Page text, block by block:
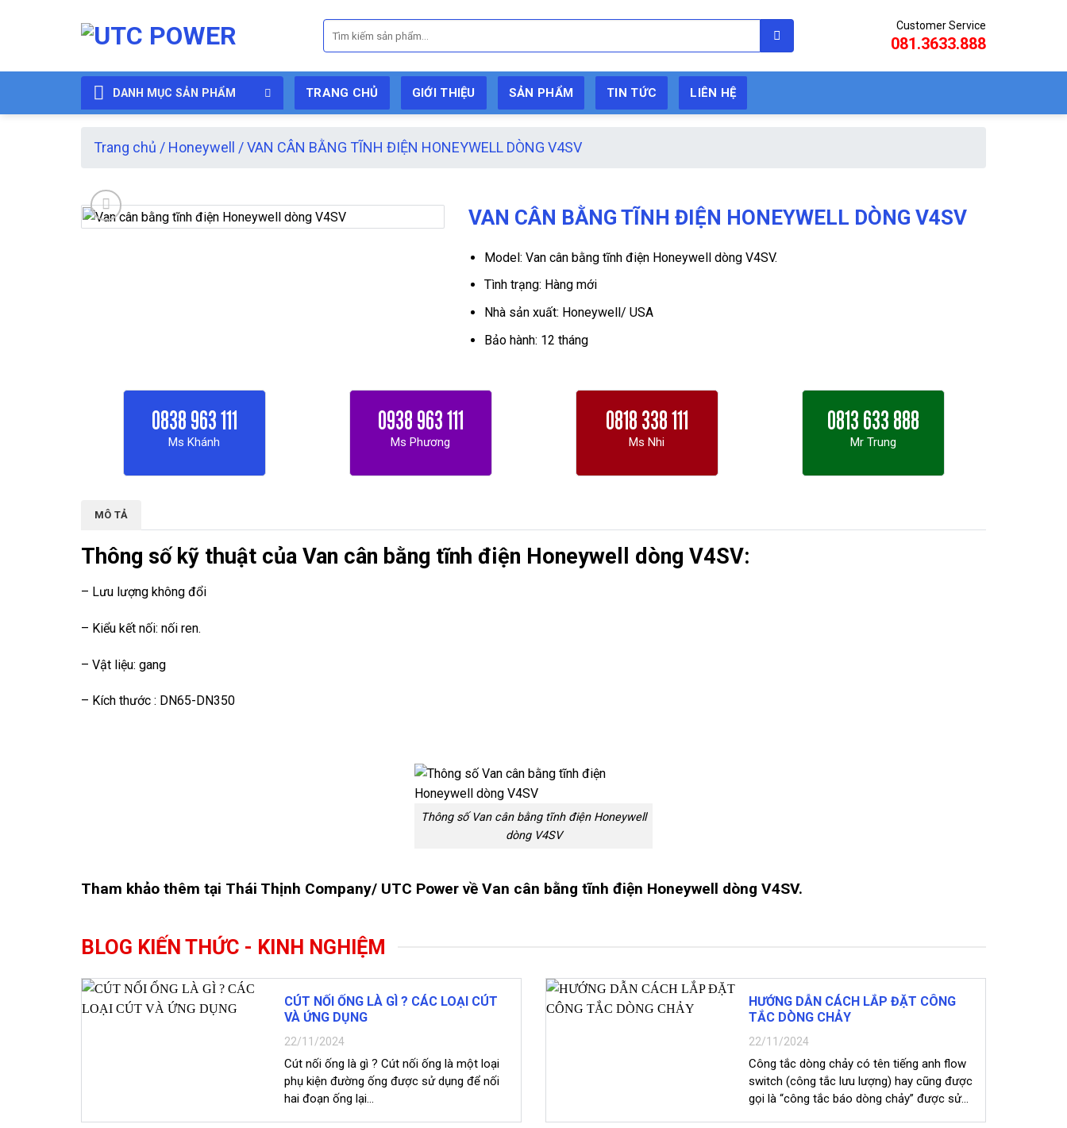
Tìm
kiếm:
Customer Service
081.3633.888
DANH MỤC SẢN PHẨM TRANG CHỦ GIỚI THIỆU SẢN PHẨM TIN TỨC LIÊN HỆ
Trang chủ / Honeywell /VAN CÂN BẰNG TĨNH ĐIỆN HONEYWELL DÒNG V4SV
VAN CÂN BẰNG TĨNH ĐIỆN HONEYWELL DÒNG V4SV
Model: Van cân bằng tĩnh điện Honeywell dòng V4SV.
Tình trạng: Hàng mới
Nhà sản xuất: Honeywell/ USA
Bảo hành: 12 tháng
0838 963 111
Ms Khánh
0938 963 111
Ms Phương
0818 338 111
Ms Nhi
0813 633 888
Mr Trung
MÔ TẢ
Thông số kỹ thuật của Van cân bằng tĩnh điện Honeywell dòng V4SV:
– Lưu lượng không đổi
– Kiểu kết nối: nối ren.
– Vật liệu: gang
– Kích thước : DN65-DN350
Thông số Van cân bằng tĩnh điện Honeywell
dòng V4SV
Tham khảo thêm tại Thái Thịnh Company/ UTC Power về Van cân bằng tĩnh điện Honeywell dòng V4SV.
BLOG KIẾN THỨC - KINH NGHIỆM
CÚT NỐI ỐNG LÀ GÌ ? CÁC LOẠI CÚT
VÀ ỨNG DỤNG
22/11/2024
Cút nối ống là gì ? Cút nối ống là một loại
phụ kiện đường ống được sử dụng để nối
hai đoạn ống lại...
HƯỚNG DẪN CÁCH LẮP ĐẶT CÔNG
TẮC DÒNG CHẢY
22/11/2024
Công tắc dòng chảy có tên tiếng anh flow
switch (công tắc lưu lượng) hay cũng được
gọi là “công tắc báo dòng chảy” được sử...